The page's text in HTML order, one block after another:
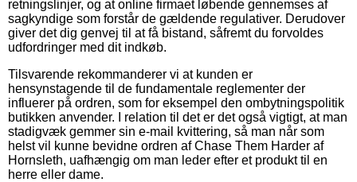
retningslinjer, og at online firmaet løbende gennemses af
sagkyndige som forstår de gældende regulativer. Derudover
giver det dig genvej til at få bistand, såfremt du forvoldes
udfordringer med dit indkøb.
Tilsvarende rekommanderer vi at kunden er
hensynstagende til de fundamentale reglementer der
influerer på ordren, som for eksempel den ombytningspolitik
butikken anvender. I relation til det er det også vigtigt, at man
stadigvæk gemmer sin e-mail kvittering, så man når som
helst vil kunne bevidne ordren af Chase Them Harder af
Hornsleth, uafhængig om man leder efter et produkt til en
herre eller dame.